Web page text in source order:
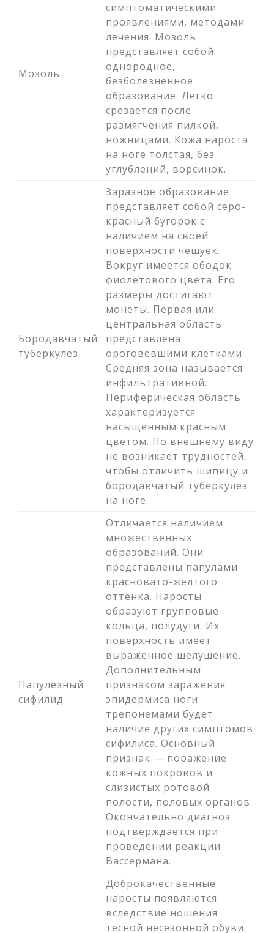
Мозоль
симптоматическими
проявлениями, методами
лечения. Мозоль
представляет собой
однородное,
безболезненное
образование. Легко
срезается после
размягчения пилкой,
ножницами. Кожа нароста
на ноге толстая, без
углублений, ворсинок.
Бородавчатый
туберкулез
Заразное образование
представляет собой серо-
красный бугорок с
наличием на своей
поверхности чешуек.
Вокруг имеется ободок
фиолетового цвета. Его
размеры достигают
монеты. Первая или
центральная область
представлена
ороговевшими клетками.
Средняя зона называется
инфильтративной.
Периферическая область
характеризуется
насыщенным красным
цветом. По внешнему виду
не возникает трудностей,
чтобы отличить шипицу и
бородавчатый туберкулез
на ноге.
Папулезный
сифилид
Отличается наличием
множественных
образований. Они
представлены папулами
красновато-желтого
оттенка. Наросты
образуют групповые
кольца, полудуги. Их
поверхность имеет
выраженное шелушение.
Дополнительным
признаком заражения
эпидермиса ноги
трепонемами будет
наличие других симптомов
сифилиса. Основный
признак — поражение
кожных покровов и
слизистых ротовой
полости, половых органов.
Окончательно диагноз
подтверждается при
проведении реакции
Вассермана.
Доброкачественные
наросты появляются
вследствие ношения
тесной несезонной обуви.